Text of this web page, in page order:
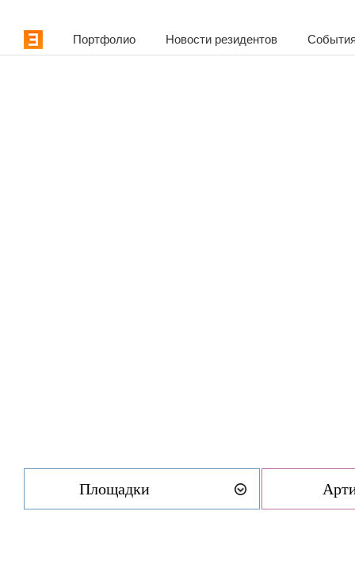
Портфолио Новости резидентов
Площадки